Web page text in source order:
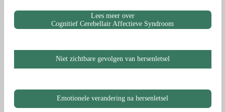
Lees meer over
Cognitief Cerebellair Affectieve Syndroom
Niet zichtbare gevolgen van hersenletsel
Emotionele verandering na hersenletsel